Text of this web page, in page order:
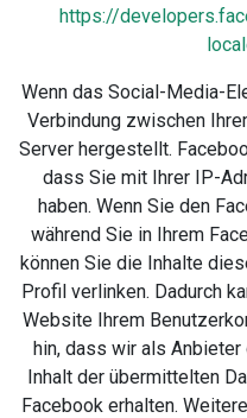
https://
Wenn das Social-Media-
Verbindung zwischen
Server hergestellt.
dass Sie mit Ihrer IP-
haben. Wenn Sie den
während Sie in Ihrem
können Sie die Inhalte
Profil verlinken. Dadurch
Website Ihrem
hin, dass wir als
Inhalt der übermittelten
Facebook erhalten.